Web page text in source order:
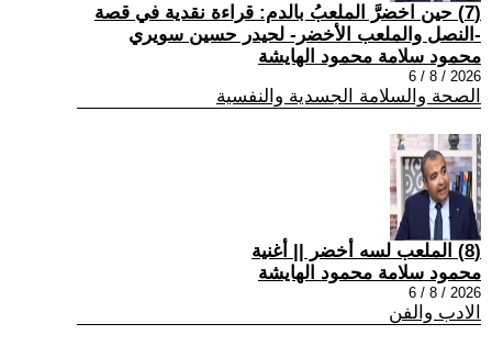
(7) حين اخضرَّ الملعبُ بالدم: قراءة نقدية في قصة
-النصل والملعب الأخضر- لحيدر حسين سويري
محمود سلامة محمود الهايشة
2026 / 8 / 6
الصحة والسلامة الجسدية والنفسية
(8) الملعب لسه أخضر || أغنية
محمود سلامة محمود الهايشة
2026 / 8 / 6
الادب والفن